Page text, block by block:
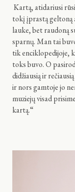
Kartą, atidariusi
tokį įprastą geltoną
lauke, bet raudoną
sparnų. Man tai
tik enciklopedijoje,
toks buvo. O
didžiausią ir
ir nors gamtoje jo
muziejų visad
kartą.“